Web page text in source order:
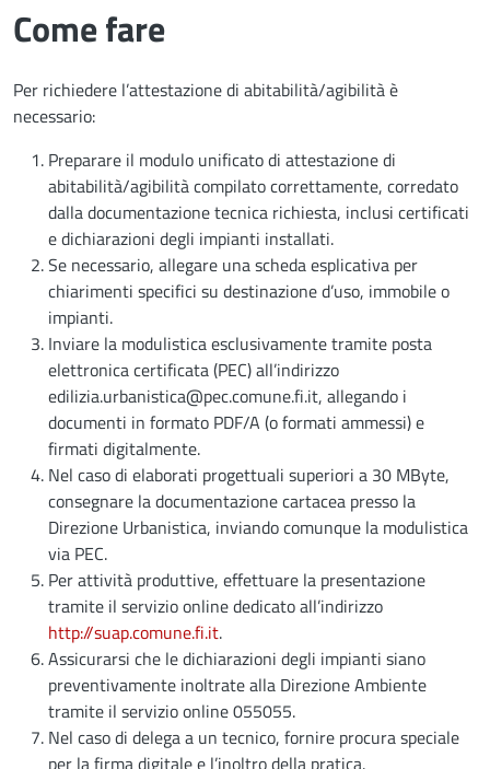
Come fare
Per richiedere l’attestazione di abitabilità/agibilità è
necessario:
Preparare il modulo unificato di attestazione di
abitabilità/agibilità compilato correttamente, corredato
dalla documentazione tecnica richiesta, inclusi certificati
e dichiarazioni degli impianti installati.
Se necessario, allegare una scheda esplicativa per
chiarimenti specifici su destinazione d’uso, immobile o
impianti.
Inviare la modulistica esclusivamente tramite posta
elettronica certificata (PEC) all’indirizzo
edilizia.urbanistica@pec.comune.fi.it, allegando i
documenti in formato PDF/A (o formati ammessi) e
firmati digitalmente.
Nel caso di elaborati progettuali superiori a 30 MByte,
consegnare la documentazione cartacea presso la
Direzione Urbanistica, inviando comunque la modulistica
via PEC.
Per attività produttive, effettuare la presentazione
tramite il servizio online dedicato all’indirizzo
http://suap.comune.fi.it.
Assicurarsi che le dichiarazioni degli impianti siano
preventivamente inoltrate alla Direzione Ambiente
tramite il servizio online 055055.
Nel caso di delega a un tecnico, fornire procura speciale
per la firma digitale e l’inoltro della pratica.